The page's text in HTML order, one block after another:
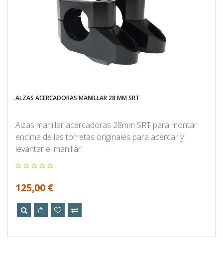
ALZAS ACERCADORAS MANILLAR 28 MM SRT
Alzas manillar acercadoras 28mm SRT para montar
encima de las torretas originales para acercar y
levantar el manillar
125,00 €